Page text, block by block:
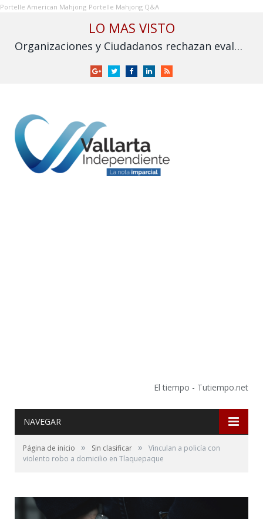
Portelle American Mahjong Portelle Mahjong Q&A
LO MAS VISTO
Organizaciones y Ciudadanos rechazan evaluación sobre fracking y exigen su prohibición en México
GoogleTwitterFacebookLinkedInRSS
El tiempo - Tutiempo.net
NAVEGAR
Página de inicio » Sin clasificar »
Vinculan a policía con
violento robo a domicilio en Tlaquepaque